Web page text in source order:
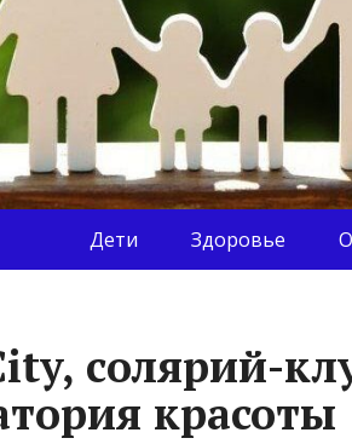
Дети Здоровье
cолярий-
красоты